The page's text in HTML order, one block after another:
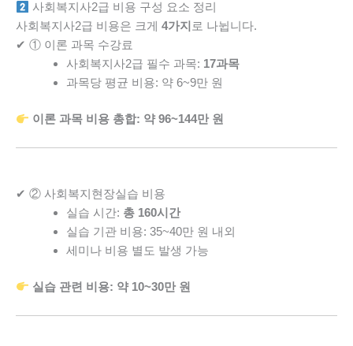
사회복지사2급 비용 구성 요소 정리
사회복지사2급 비용은 크게 4가지 로 나뉩니다.
✔ ① 이론 과목 수강료
사회복지사2급 필수 과목: 17과목
과목당 평균 비용: 약 6~9만 원
이론 과목 비용 총합: 약 96~144만 원
✔ ② 사회복지현장실습 비용
실습 시간: 총 160시간
실습 기관 비용: 35~40만 원 내외
세미나 비용 별도 발생 가능
실습 관련 비용: 약 10~30만 원